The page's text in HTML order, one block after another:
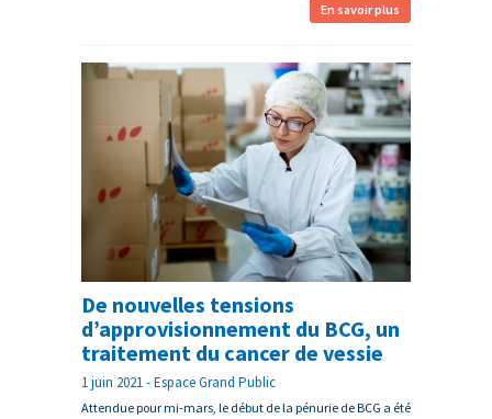
En savoir plus
De nouvelles tensions
d’approvisionnement du BCG, un
traitement du cancer de vessie
1 juin 2021 - Espace Grand Public
Attendue pour mi-mars, le début de la pénurie de BCG a été